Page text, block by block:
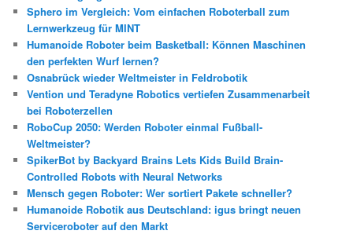
Sphero im Vergleich: Vom einfachen Roboterball zum
Lernwerkzeug für MINT
Humanoide Roboter beim Basketball: Können Maschinen
den perfekten Wurf lernen?
Osnabrück wieder Weltmeister in Feldrobotik
Vention und Teradyne Robotics vertiefen Zusammenarbeit
bei Roboterzellen
RoboCup 2050: Werden Roboter einmal Fußball-
Weltmeister?
SpikerBot by Backyard Brains Lets Kids Build Brain-
Controlled Robots with Neural Networks
Mensch gegen Roboter: Wer sortiert Pakete schneller?
Humanoide Robotik aus Deutschland: igus bringt neuen
Serviceroboter auf den Markt